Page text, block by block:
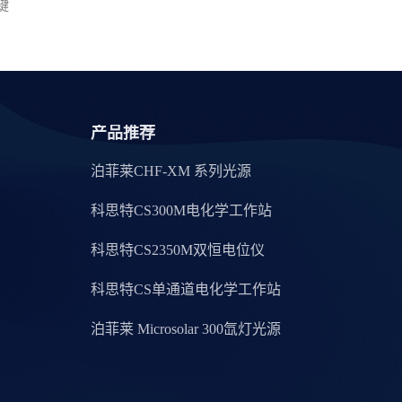
产品推荐
泊菲莱CHF-XM 系列光源
科思特CS300M电化学工作站
科思特CS2350M双恒电位仪
科思特CS单通道电化学工作站
泊菲莱 Microsolar 300氙灯光源